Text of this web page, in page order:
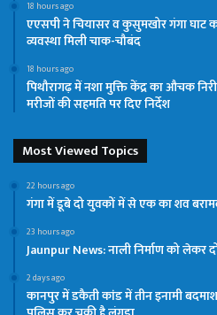
18 hours ago
एएसपी ने चियासर व कुसुमखोर गंगा घाट
व्यवस्था मिली चाक-चौबंद
18 hours ago
पिथौरागढ़ में नशा मुक्ति केंद्र का औचक
मरीजों की सहमति पर दिए निर्देश
Most Viewed Topics
22 hours ago
गंगा में डूबे दो युवकों में से एक का शव
23 hours ago
Jaunpur News: नाली निर्माण को लेकर
2 days ago
कानपुर में डकैती कांड में तीन इनामी